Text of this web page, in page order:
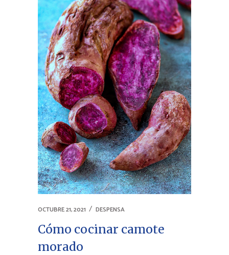
OCTUBRE 21, 2021 DESPENSA
Cómo cocinar camote
morado